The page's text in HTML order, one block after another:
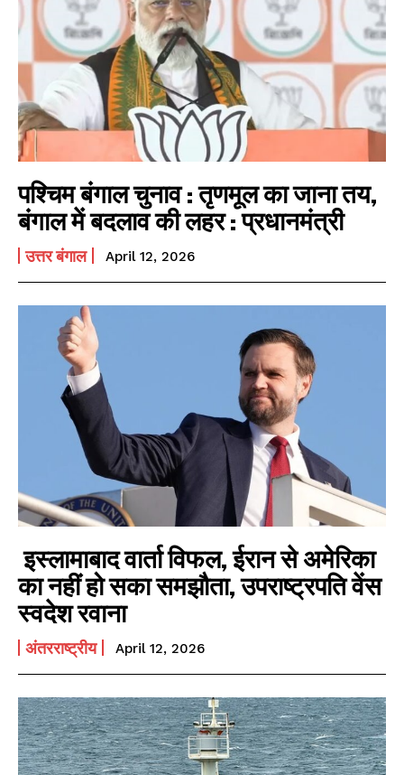
I've read and accept thePrivacy Policy.
पश्चिम बंगाल चुनाव : तृणमूल का जाना तय,
बंगाल में बदलाव की लहर : प्रधानमंत्री
उत्तर बंगाल April 12, 2026
इस्लामाबाद वार्ता विफल, ईरान से अमेरिका
का नहीं हो सका समझौता, उपराष्ट्रपति वेंस
स्वदेश रवाना
अंतरराष्ट्रीय April 12, 2026